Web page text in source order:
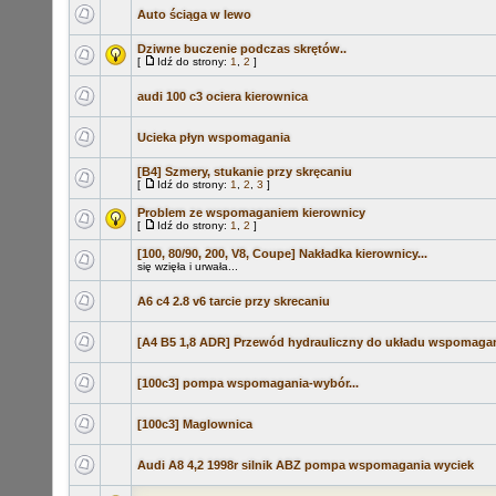
Auto ściąga w lewo
Dziwne buczenie podczas skrętów..
[ Idź do strony: 1 2 ]
audi 100 c3 ociera kierownica
Ucieka płyn wspomagania
[B4] Szmery, stukanie przy skręcaniu
[ Idź do strony: 1 2 3 ]
Problem ze wspomaganiem kierownicy
[ Idź do strony: 1 2 ]
[100, 80/90, 200, V8, Coupe] Nakładka kierownicy...
się wzięła i urwała...
A6 c4 2.8 v6 tarcie przy skrecaniu
[A4 B5 1,8 ADR] Przewód hydrauliczny do układu
[100c3] pompa wspomagania-wybór...
[100c3] Maglownica
Audi A8 4,2 1998r silnik ABZ pompa wspomagania wyciek